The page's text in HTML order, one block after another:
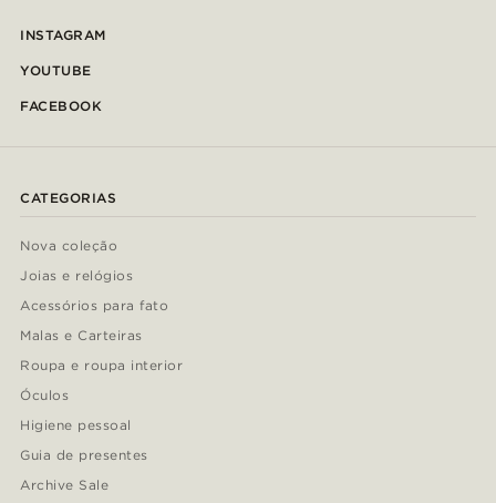
INSTAGRAM
YOUTUBE
FACEBOOK
CATEGORIAS
Nova coleção
Joias e relógios
Acessórios para fato
Malas e Carteiras
Roupa e roupa interior
Óculos
Higiene pessoal
Guia de presentes
Archive Sale